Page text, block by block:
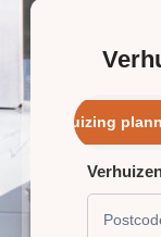
PLANNEN